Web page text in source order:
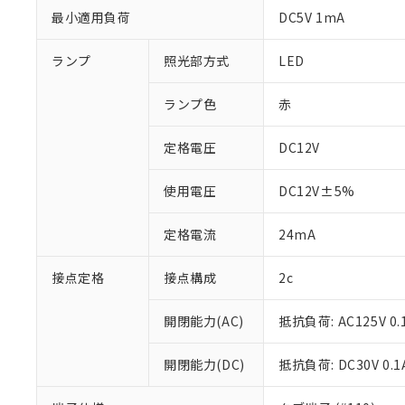
最小適用負荷 DC5V 1mA
ランプ 照光部方式 LED
ランプ色 赤
定格電圧 DC12V
使用電圧 DC12V±5%
定格電流 24mA
接点定格 接点構成 2c
開閉能力(AC) 抵抗負荷: AC125V
開閉能力(DC) 抵抗負荷: DC30V
ご利用条件
対応済み：EU
対応予定：EU
対応予定なし：
調査・確認中：